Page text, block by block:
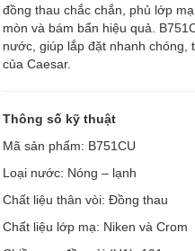
đồng thau chắc chắn, phủ lớp
mòn và bám bẩn hiệu quả.
nước, giúp lắp đặt nhanh chóng,
của Caesar.
Thông số kỹ thuật
Mã sản phẩm: B751CU
Loại nước: Nóng – lạnh
Chất liệu thân vòi: Đồng thau
Chất liệu lớp mạ: Niken và Crom